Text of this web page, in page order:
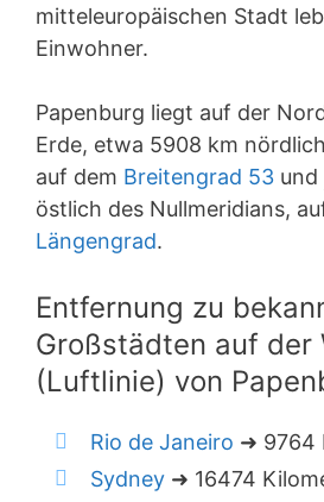
mitteleuropäischen Stadt
Einwohner.
Papenburg liegt auf der
Erde, etwa 5908 km
auf dem Breitengrad 53 und
östlich des Nullmeridians,
Längengrad.
Entfernung zu
Großstädten auf der
(Luftlinie) von
Rio de Janeiro ➜ 9764
Sydney ➜ 16474